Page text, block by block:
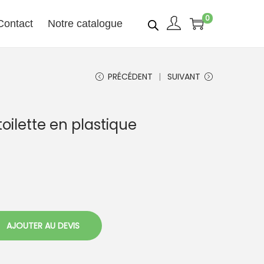
Notre catalogue 0
PRÉCÉDENT SUIVANT
en plastique
AJOUTER AU DEVIS